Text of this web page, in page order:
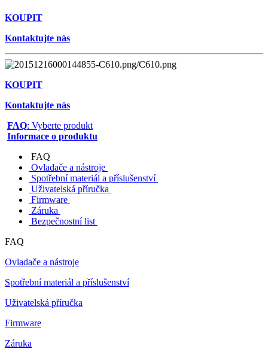
KOUPIT
Kontaktujte nás
KOUPIT
Kontaktujte nás
FAQ: Vyberte produkt
Informace o produktu
FAQ
Ovladače a nástroje
Spotřební materiál a příslušenství
Uživatelská příručka
Firmware
Záruka
Bezpečnostní list
FAQ
Ovladače a nástroje
Spotřební materiál a příslušenství
Uživatelská příručka
Firmware
Záruka